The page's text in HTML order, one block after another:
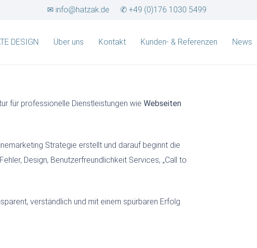
✉ info@hatzak.de ✆ +49 (0)176 1030 5499
DESIGN Über uns Kontakt Kunden- & Referenzen News
für professionelle Dienstleistungen wie Webseiten
Strategie erstellt und darauf beginnt die
Design, Benutzerfreundlichkeit Services, „Call to
verständlich und mit einem spürbaren Erfolg